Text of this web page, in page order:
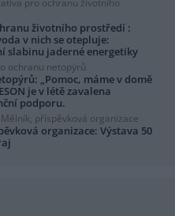
pro ochranu životního
životního prostředí :
v nich se otepluje:
slabinu jaderné energetiky
ochranu netopýrů
„Pomoc, máme v domě
je v létě zavalena
podporu.
příspěvková organizace
organizace: Výstava 50